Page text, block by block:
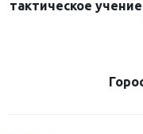
тактическое